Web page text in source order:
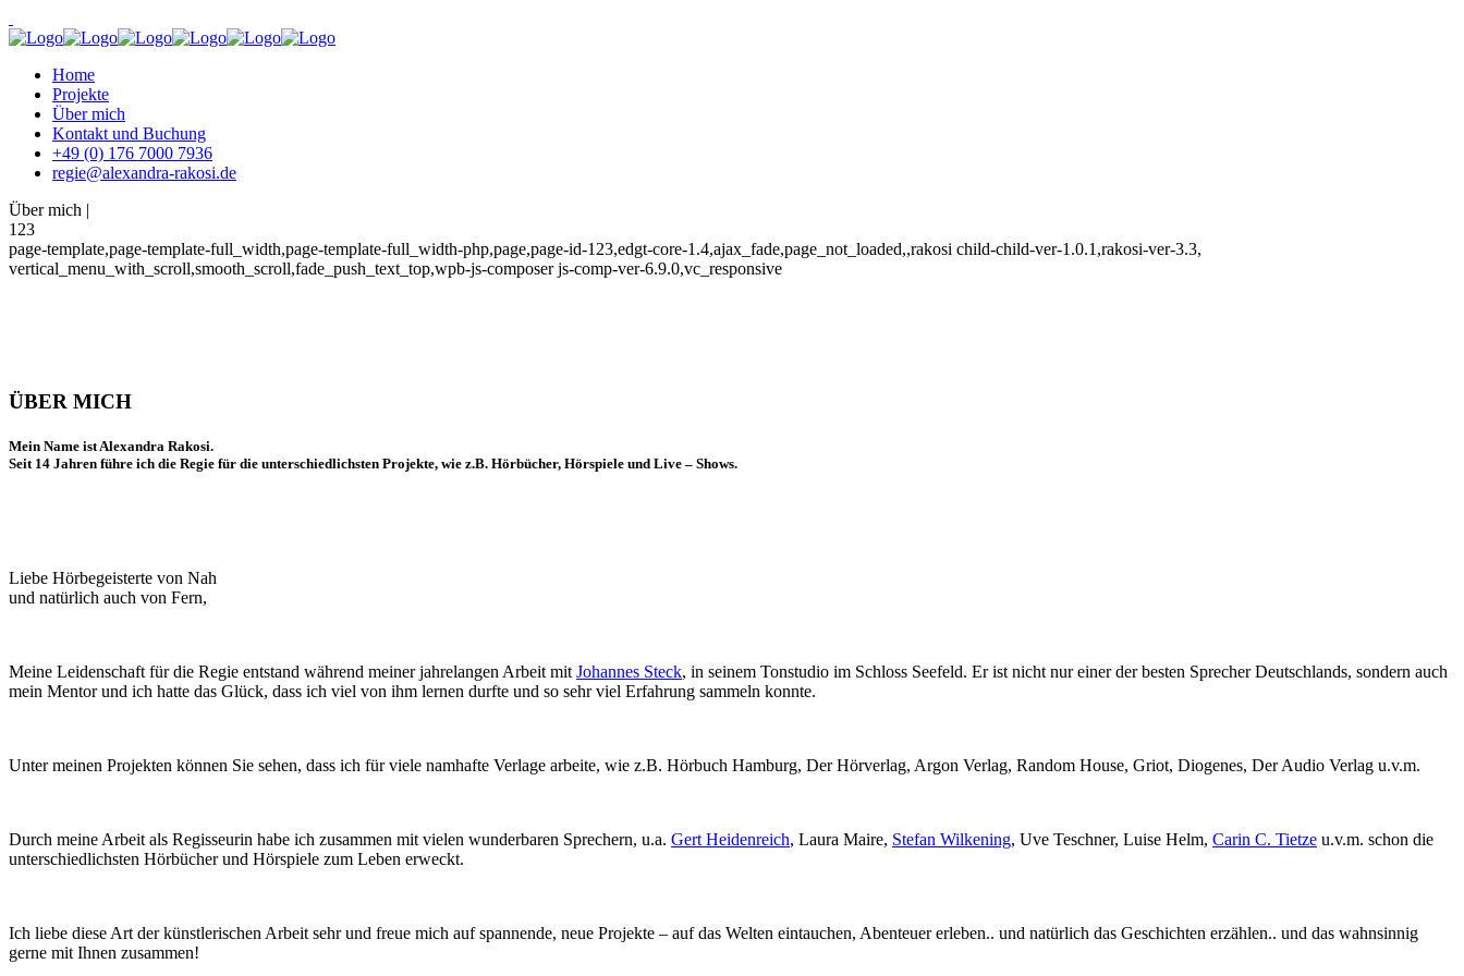
Home
Projekte
Über mich
Kontakt und Buchung
+49 (0) 176 7000 7936
regie@alexandra-rakosi.de
Über mich |
123
page-template,page-template-full_width,page-template-full_width-php,page,page-id-123,edgt-core-1.4,ajax_fade,page_not_loaded,,rakosi child-child-ver-1.0.1,rakosi-ver-3.3,
vertical_menu_with_scroll,smooth_scroll,fade_push_text_top,wpb-js-composer js-comp-ver-6.9.0,vc_responsive
ÜBER MICH
Mein Name ist Alexandra Rakosi.
Seit 14 Jahren führe ich die Regie für die unterschiedlichsten Projekte, wie z.B. Hörbücher, Hörspiele und Live – Shows.
Liebe Hörbegeisterte von Nah
und natürlich auch von Fern,
Meine Leidenschaft für die Regie entstand während meiner jahrelangen Arbeit mit Johannes Steck, in seinem Tonstudio im Schloss Seefeld. Er ist nicht nur einer der besten Sprecher Deutschlands, sondern auch
mein Mentor und ich hatte das Glück, dass ich viel von ihm lernen durfte und so sehr viel Erfahrung sammeln konnte.
Unter meinen Projekten können Sie sehen, dass ich für viele namhafte Verlage arbeite, wie z.B. Hörbuch Hamburg, Der Hörverlag, Argon Verlag, Random House, Griot, Diogenes, Der Audio Verlag u.v.m.
Durch meine Arbeit als Regisseurin habe ich zusammen mit vielen wunderbaren Sprechern, u.a. Gert Heidenreich, Laura Maire, Stefan Wilkening, Uve Teschner, Luise Helm, Carin C. Tietze u.v.m. schon die
unterschiedlichsten Hörbücher und Hörspiele zum Leben erweckt.
Ich liebe diese Art der künstlerischen Arbeit sehr und freue mich auf spannende, neue Projekte – auf das Welten eintauchen, Abenteuer erleben.. und natürlich das Geschichten erzählen.. und das wahnsinnig
gerne mit Ihnen zusammen!